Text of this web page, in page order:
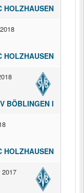
HOLZHAUSEN
HOLZHAUSEN
BÖBLINGEN I
HOLZHAUSEN